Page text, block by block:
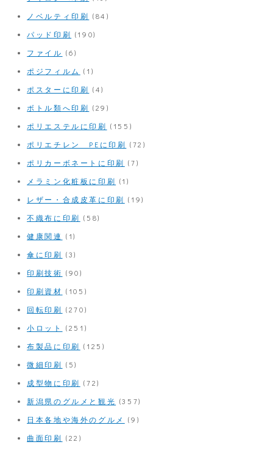
ノベルティ印刷 (84)
パッド印刷 (190)
ファイル (6)
ポジフィルム (1)
ポスターに印刷 (4)
ボトル類へ印刷 (29)
ポリエステルに印刷 (155)
ポリエチレン PEに印刷 (72)
ポリカーボネートに印刷 (7)
メラミン化粧板に印刷 (1)
レザー・合成皮革に印刷 (19)
不織布に印刷 (58)
健康関連 (1)
傘に印刷 (3)
印刷技術 (90)
印刷資材 (105)
回転印刷 (270)
小ロット
(251)
布製品に印刷 (125)
微細印刷 (5)
成型物に印刷 (72)
新潟県のグルメと観光 (357)
日本各地や海外のグルメ
(9)
曲面印刷 (22)